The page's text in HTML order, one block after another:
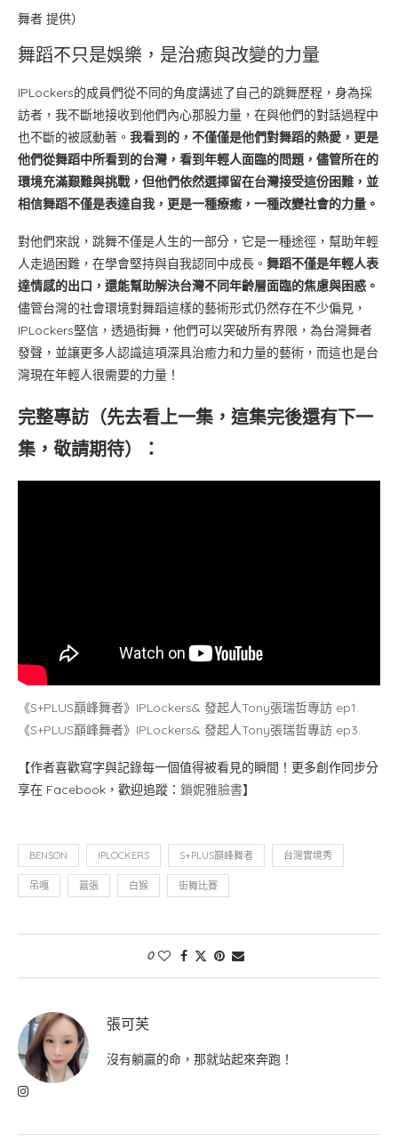
舞者 提供）
舞蹈不只是娛樂，是治癒與改變的力量
IPLockers的成員們從不同的角度講述了自己的跳舞歷程，身為採
訪者，我不斷地接收到他們內心那股力量，在與他們的對話過程中
也不斷的被感動著。 我看到的，不僅僅是他們對舞蹈的熱愛，更是
他們從舞蹈中所看到的台灣，看到年輕人面臨的問題，儘管所在的
環境充滿艱難與挑戰，但他們依然選擇留在台灣接受這份困難，並
相信舞蹈不僅是表達自我，更是一種療癒，一種改變社會的力量。
對他們來說，跳舞不僅是人生的一部分，它是一種途徑，幫助年輕
人走過困難，在學會堅持與自我認同中成長。 舞蹈不僅是年輕人表
達情感的出口，還能幫助解決台灣不同年齡層面臨的焦慮與困惑。
儘管台灣的社會環境對舞蹈這樣的藝術形式仍然存在不少偏見，
IPLockers堅信，透過街舞，他們可以突破所有界限，為台灣舞者
發聲，並讓更多人認識這項深具治癒力和力量的藝術，而這也是台
灣現在年輕人很需要的力量！
完整專訪（先去看上一集，這集完後還有下一
集，敬請期待）：
《S+PLUS巔峰舞者》IPLockers& 發起人Tony張瑞哲專訪 ep1.
《S+PLUS巔峰舞者》IPLockers& 發起人Tony張瑞哲專訪 ep3.
【作者喜歡寫字與記錄每一個值得被看見的瞬間！更多創作同步分
享在 Facebook，歡迎追蹤： 鎖妮雅臉書】
BENSON IPLOCKERS S+PLUS巔峰舞者 台灣實境秀
吊嘎 囂張 白猴 街舞比賽
0
張可芙
沒有躺贏的命，那就站起來奔跑！